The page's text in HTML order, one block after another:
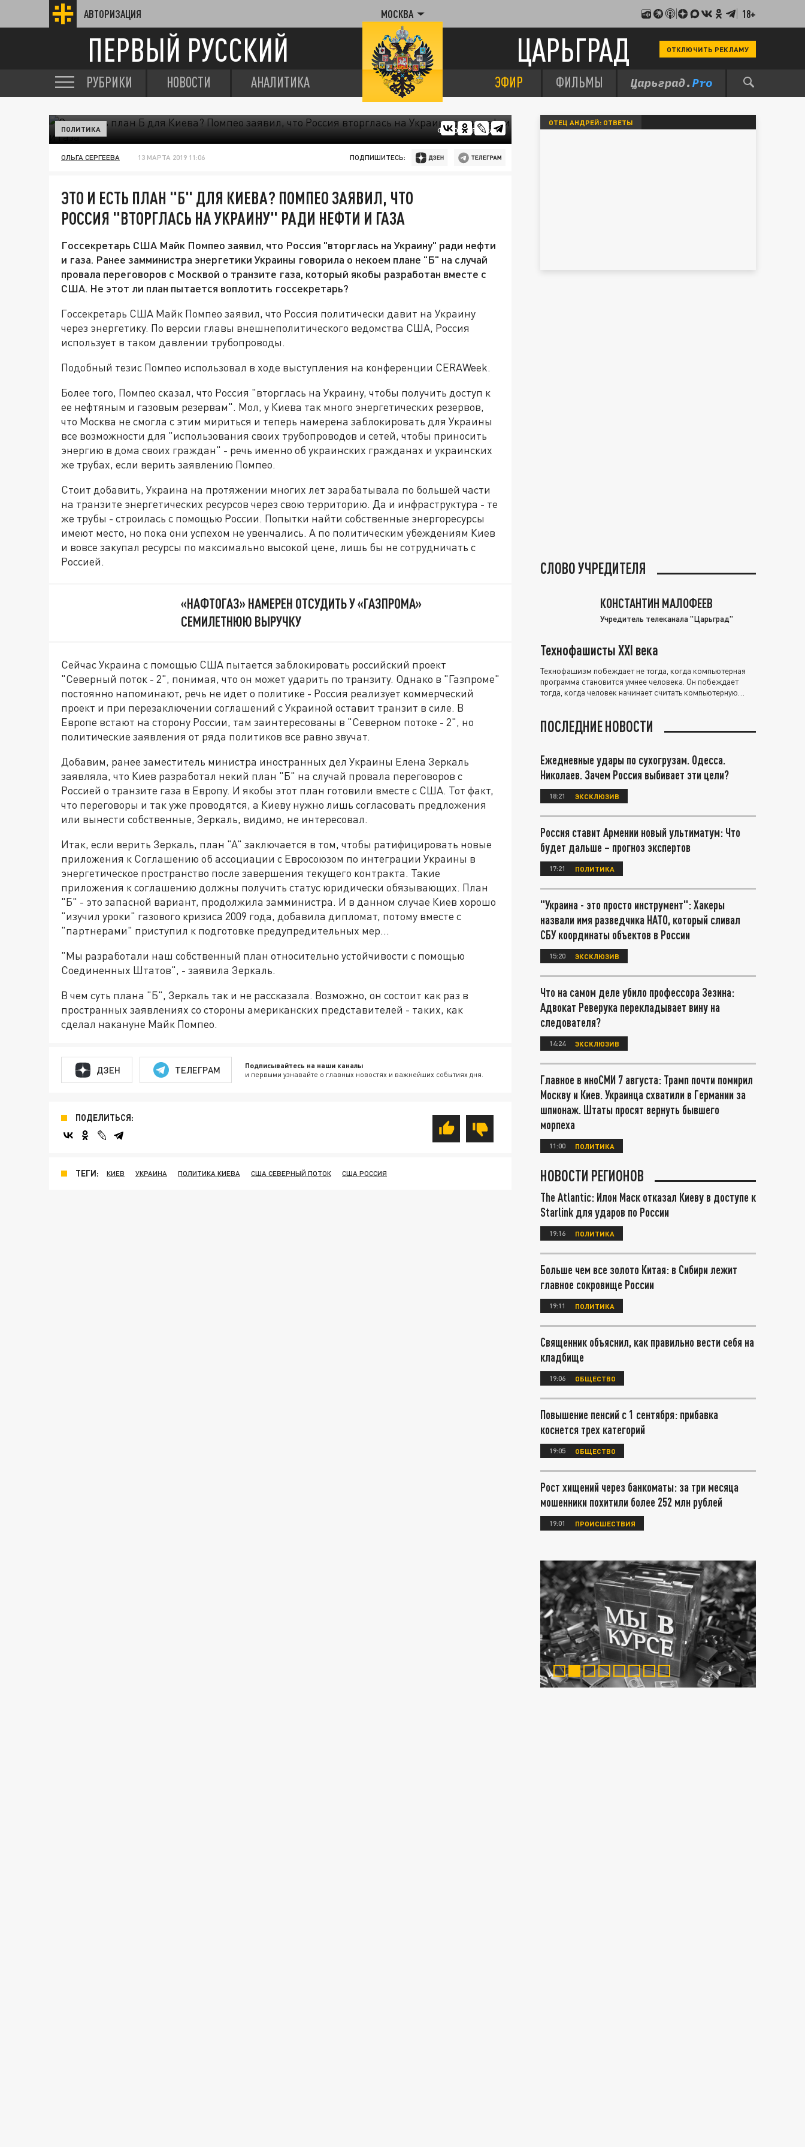
АВТОРИЗАЦИЯ МОСКВА 18+
ПЕРВЫЙ РУССКИЙ ЦАРЬГРАД ОТКЛЮЧИТЬ РЕКЛАМУ
РУБРИКИ НОВОСТИ АНАЛИТИКА ЭФИР ФИЛЬМЫ
ФОТО: ЦАРЬГРАД
ПОЛИТИКА
ОЛЬГА СЕРГЕЕВА 13 МАРТА 2019 11:06 ПОДПИШИТЕСЬ:
ЭТО И ЕСТЬ ПЛАН "Б" ДЛЯ КИЕВА? ПОМПЕО ЗАЯВИЛ, ЧТО
РОССИЯ "ВТОРГЛАСЬ НА УКРАИНУ" РАДИ НЕФТИ И ГАЗА
Госсекретарь США Майк Помпео заявил, что Россия "вторглась на Украину" ради нефти
и газа. Ранее замминистра энергетики Украины говорила о некоем плане "Б" на случай
провала переговоров с Москвой о транзите газа, который якобы разработан вместе с
США. Не этот ли план пытается воплотить госсекретарь?
Госсекретарь США Майк Помпео заявил, что Россия политически давит на Украину
через энергетику. По версии главы внешнеполитического ведомства США, Россия
использует в таком давлении трубопроводы.
Подобный тезис Помпео использовал в ходе выступления на конференции CERAWeek.
Более того, Помпео сказал, что Россия "вторглась на Украину, чтобы получить доступ к
ее нефтяным и газовым резервам". Мол, у Киева так много энергетических резервов,
что Москва не смогла с этим мириться и теперь намерена заблокировать для Украины
все возможности для "использования своих трубопроводов и сетей, чтобы приносить
энергию в дома своих граждан" - речь именно об украинских гражданах и украинских
же трубах, если верить заявлению Помпео.
Стоит добавить, Украина на протяжении многих лет зарабатывала по большей части
на транзите энергетических ресурсов через свою территорию. Да и инфраструктура - те
же трубы - строилась с помощью России. Попытки найти собственные энергоресурсы
имеют место, но пока они успехом не увенчались. А по политическим убеждениям Киев
и вовсе закупал ресурсы по максимально высокой цене, лишь бы не сотрудничать с
Россией.
«НАФТОГАЗ» НАМЕРЕН ОТСУДИТЬ У «ГАЗПРОМА»
СЕМИЛЕТНЮЮ ВЫРУЧКУ
Сейчас Украина с помощью США пытается заблокировать российский проект
"Северный поток - 2", понимая, что он может ударить по транзиту. Однако в "Газпроме"
постоянно напоминают, речь не идет о политике - Россия реализует коммерческий
проект и при перезаключении соглашений с Украиной оставит транзит в силе. В
Европе встают на сторону России, там заинтересованы в "Северном потоке - 2", но
политические заявления от ряда политиков все равно звучат.
Добавим, ранее заместитель министра иностранных дел Украины Елена Зеркаль
заявляла, что Киев разработал некий план "Б" на случай провала переговоров с
Россией о транзите газа в Европу. И якобы этот план готовили вместе с США. Тот факт,
что переговоры и так уже проводятся, а Киеву нужно лишь согласовать предложения
или вынести собственные, Зеркаль, видимо, не интересовал.
Итак, если верить Зеркаль, план "А" заключается в том, чтобы ратифицировать новые
приложения к Соглашению об ассоциации с Евросоюзом по интеграции Украины в
энергетическое пространство после завершения текущего контракта. Такие
приложения к соглашению должны получить статус юридически обязывающих. План
"Б" - это запасной вариант, продолжила замминистра. И в данном случае Киев хорошо
"изучил уроки" газового кризиса 2009 года, добавила дипломат, потому вместе с
"партнерами" приступил к подготовке предупредительных мер...
"Мы разработали наш собственный план относительно устойчивости с помощью
Соединенных Штатов", - заявила Зеркаль.
В чем суть плана "Б", Зеркаль так и не рассказала. Возможно, он состоит как раз в
пространных заявлениях со стороны американских представителей - таких, как
сделал накануне Майк Помпео.
ДЗЕН ТЕЛЕГРАМ Подписывайтесь на наши каналы
и первыми узнавайте о главных новостях и важнейших событиях дня.
ПОДЕЛИТЬСЯ:
ТЕГИ: КИЕВ УКРАИНА ПОЛИТИКА КИЕВА США СЕВЕРНЫЙ ПОТОК США РОССИЯ
ОТЕЦ АНДРЕЙ: ОТВЕТЫ
СЛОВО УЧРЕДИТЕЛЯ
КОНСТАНТИН МАЛОФЕЕВ
Учредитель телеканала "Царьград"
Технофашисты XXI века
Технофашизм побеждает не тогда, когда компьютерная
программа становится умнее человека. Он побеждает
тогда, когда человек начинает считать компьютерную
ПОСЛЕДНИЕ НОВОСТИ
Ежедневные удары по сухогрузам. Одесса.
Николаев. Зачем Россия выбивает эти цели?
18:21 ЭКСКЛЮЗИВ
Россия ставит Армении новый ультиматум: Что
будет дальше – прогноз экспертов
17:21 ПОЛИТИКА
"Украина - это просто инструмент": Хакеры
назвали имя разведчика НАТО, который сливал
СБУ координаты объектов в России
15:20 ЭКСКЛЮЗИВ
Что на самом деле убило профессора Зезина:
Адвокат Реверука перекладывает вину на
следователя?
14:24 ЭКСКЛЮЗИВ
Главное в иноСМИ 7 августа: Трамп почти помирил
Москву и Киев. Украинца схватили в Германии за
шпионаж. Штаты просят вернуть бывшего
морпеха
11:00 ПОЛИТИКА
НОВОСТИ РЕГИОНОВ
The Atlantic: Илон Маск отказал Киеву в доступе к
Starlink для ударов по России
19:16 ПОЛИТИКА
Больше чем все золото Китая: в Сибири лежит
главное сокровище России
19:11 ПОЛИТИКА
Священник объяснил, как правильно вести себя на
кладбище
19:06 ОБЩЕСТВО
Повышение пенсий с 1 сентября: прибавка
коснется трех категорий
19:05 ОБЩЕСТВО
Рост хищений через банкоматы: за три месяца
мошенники похитили более 252 млн рублей
19:01 ПРОИСШЕСТВИЯ